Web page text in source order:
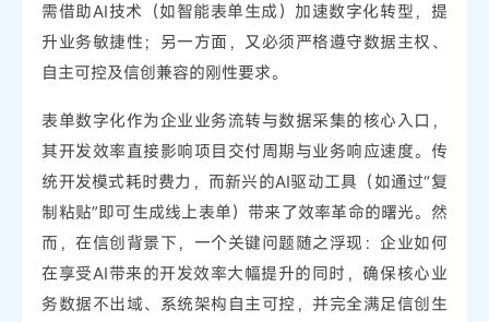
需借助AI技术（如智能表单生成）加速数字化转型，提
升业务敏捷性；另一方面，又必须严格遵守数据主权、
自主可控及信创兼容的刚性要求。
表单数字化作为企业业务流转与数据采集的核心入口，
其开发效率直接影响项目交付周期与业务响应速度。传
统开发模式耗时费力，而新兴的AI驱动工具（如通过“复
制粘贴”即可生成线上表单）带来了效率革命的曙光。然
而，在信创背景下，一个关键问题随之浮现：企业如何
在享受AI带来的开发效率大幅提升的同时，确保核心业
务数据不出域、系统架构自主可控，并完全满足信创生